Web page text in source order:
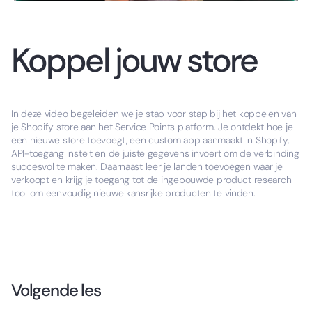
Koppel jouw store
In deze video begeleiden we je stap voor stap bij het koppelen van
je Shopify store aan het Service Points platform. Je ontdekt hoe je
een nieuwe store toevoegt, een custom app aanmaakt in Shopify,
API-toegang instelt en de juiste gegevens invoert om de verbinding
succesvol te maken. Daarnaast leer je landen toevoegen waar je
verkoopt en krijg je toegang tot de ingebouwde product research
tool om eenvoudig nieuwe kansrijke producten te vinden.
Volgende les